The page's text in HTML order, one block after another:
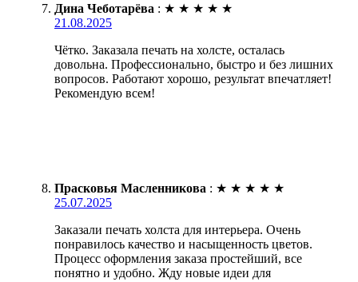
Дина Чеботарёва : ★ ★ ★ ★ ★
21.08.2025
Чётко. Заказала печать на холсте, осталась
довольна. Профессионально, быстро и без лишних
вопросов. Работают хорошо, результат впечатляет!
Рекомендую всем!
Прасковья Масленникова : ★ ★ ★ ★ ★
25.07.2025
Заказали печать холста для интерьера. Очень
понравилось качество и насыщенность цветов.
Процесс оформления заказа простейший, все
понятно и удобно. Жду новые идеи для